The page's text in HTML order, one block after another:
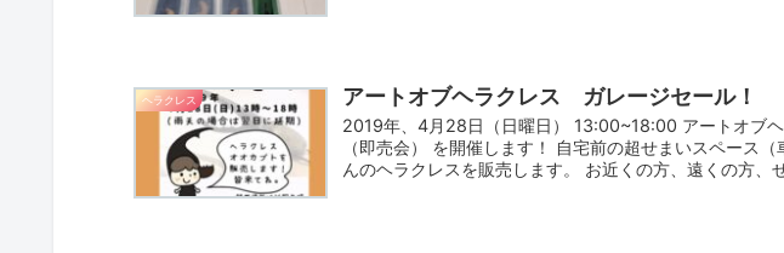
ヘラクレス アートオブヘラクレス ガレージセール！
2019年、4月28日（日曜日） 13:00~18:00 アートオブ
（即売会） を開催します！ 自宅前の超せまいスペース
んのヘラクレスを販売します。 お近くの方、遠くの方、